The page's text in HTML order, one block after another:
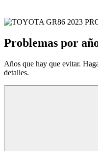
Problemas por
Años que hay que evitar.
detalles.